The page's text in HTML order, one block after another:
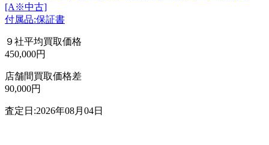
[A※中古]
付属品:保証書
９社平均買取価格
450,000円
店舗間買取価格差
90,000円
査定日:2026年08月04日